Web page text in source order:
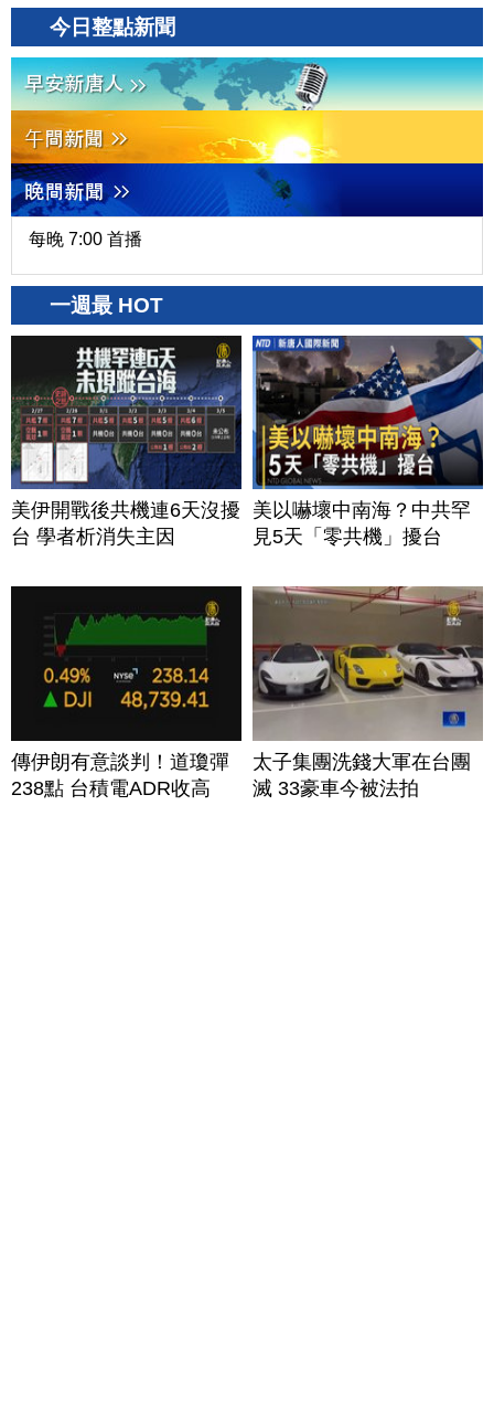
今日整點新聞
每晚 7:00 首播
一週最 HOT
美伊開戰後共機連6天沒擾
台 學者析消失主因
美以嚇壞中南海？中共罕
見5天「零共機」擾台
傳伊朗有意談判！道瓊彈
238點 台積電ADR收高
太子集團洗錢大軍在台團
滅 33豪車今被法拍